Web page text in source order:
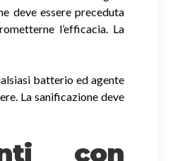
deve essere preceduta
l’efficacia. La
batterio ed agente
La sanificazione deve
con